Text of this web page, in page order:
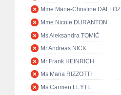
Mme Marie-Christine DALLOZ
Mme Nicole DURANTON
Ms Aleksandra TOMIĆ
Mr Andreas NICK
Mr Frank HEINRICH
Ms Maria RIZZOTTI
Ms Carmen LEYTE